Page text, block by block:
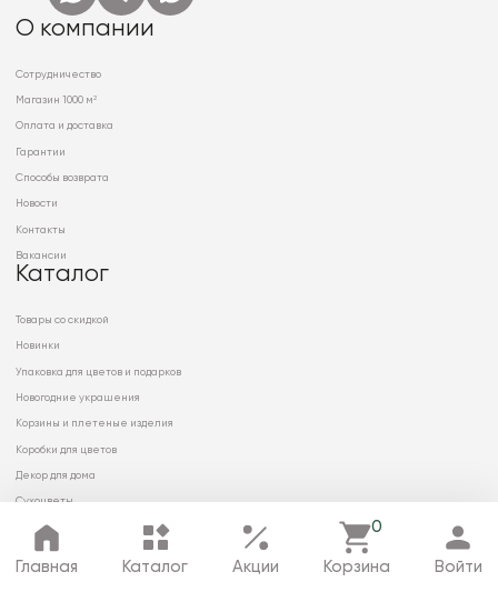
Главная Каталог Акции
0
Корзина Войти
О компании
Сотрудничество
Магазин 1000 м²
Оплата и доставка
Гарантии
Способы возврата
Новости
Контакты
Вакансии
Каталог
Товары со скидкой
Новинки
Упаковка для цветов и подарков
Новогодние украшения
Корзины и плетеные изделия
Коробки для цветов
Декор для дома
Сухоцветы
© 2026 ООО «МИРРЭЙ»